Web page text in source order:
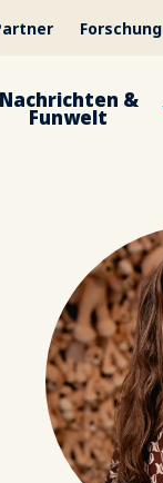
Forschung
Nachrichten &
Funwelt